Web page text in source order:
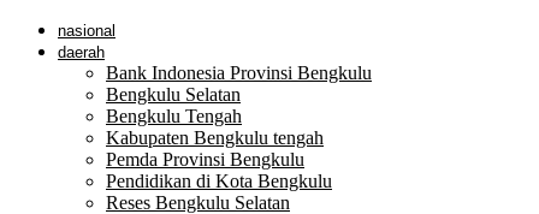
nasional
daerah
Bank Indonesia Provinsi Bengkulu
Bengkulu Selatan
Bengkulu Tengah
Kabupaten Bengkulu tengah
Pemda Provinsi Bengkulu
Pendidikan di Kota Bengkulu
Reses Bengkulu Selatan